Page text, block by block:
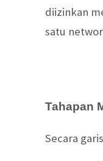
diizinkan
satu
Tahapan
Secara